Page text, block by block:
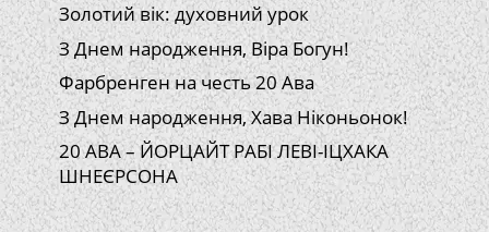
Золотий вік: духовний урок
З Днем народження, Віра Богун!
Фарбренген на честь 20 Ава
З Днем народження, Хава Ніконьонок!
20 АВА – ЙОРЦАЙТ РАБІ ЛЕВІ-ІЦХАКА
ШНЕЄРСОНА